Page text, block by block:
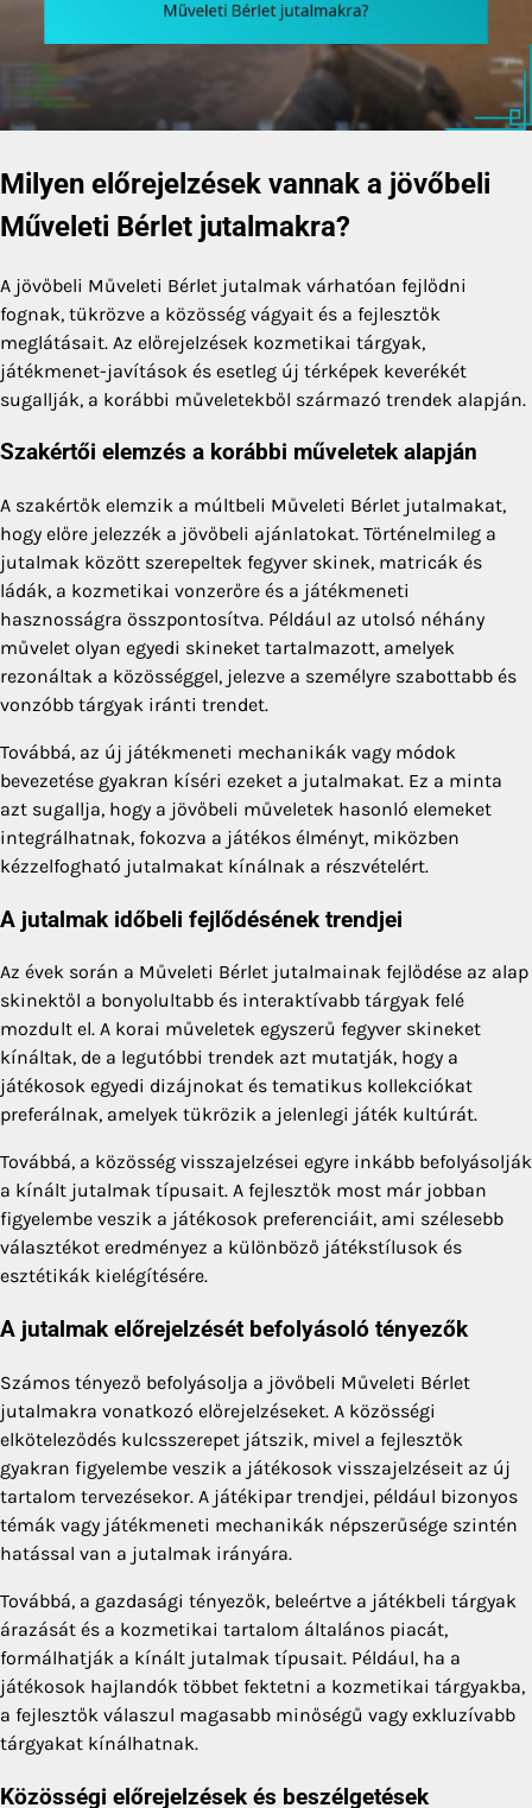
Milyen előrejelzések vannak a jövőbeli
Műveleti Bérlet jutalmakra?
A jövőbeli Műveleti Bérlet jutalmak várhatóan fejlődni
fognak, tükrözve a közösség vágyait és a fejlesztők
meglátásait. Az előrejelzések kozmetikai tárgyak,
játékmenet-javítások és esetleg új térképek keverékét
sugallják, a korábbi műveletekből származó trendek alapján.
Szakértői elemzés a korábbi műveletek alapján
A szakértők elemzik a múltbeli Műveleti Bérlet jutalmakat,
hogy előre jelezzék a jövőbeli ajánlatokat. Történelmileg a
jutalmak között szerepeltek fegyver skinek, matricák és
ládák, a kozmetikai vonzerőre és a játékmeneti
hasznosságra összpontosítva. Például az utolsó néhány
művelet olyan egyedi skineket tartalmazott, amelyek
rezonáltak a közösséggel, jelezve a személyre szabottabb és
vonzóbb tárgyak iránti trendet.
Továbbá, az új játékmeneti mechanikák vagy módok
bevezetése gyakran kíséri ezeket a jutalmakat. Ez a minta
azt sugallja, hogy a jövőbeli műveletek hasonló elemeket
integrálhatnak, fokozva a játékos élményt, miközben
kézzelfogható jutalmakat kínálnak a részvételért.
A jutalmak időbeli fejlődésének trendjei
Az évek során a Műveleti Bérlet jutalmainak fejlődése az alap
skinektől a bonyolultabb és interaktívabb tárgyak felé
mozdult el. A korai műveletek egyszerű fegyver skineket
kínáltak, de a legutóbbi trendek azt mutatják, hogy a
játékosok egyedi dizájnokat és tematikus kollekciókat
preferálnak, amelyek tükrözik a jelenlegi játék kultúrát.
Továbbá, a közösség visszajelzései egyre inkább befolyásolják
a kínált jutalmak típusait. A fejlesztők most már jobban
figyelembe veszik a játékosok preferenciáit, ami szélesebb
választékot eredményez a különböző játékstílusok és
esztétikák kielégítésére.
A jutalmak előrejelzését befolyásoló tényezők
Számos tényező befolyásolja a jövőbeli Műveleti Bérlet
jutalmakra vonatkozó előrejelzéseket. A közösségi
elköteleződés kulcsszerepet játszik, mivel a fejlesztők
gyakran figyelembe veszik a játékosok visszajelzéseit az új
tartalom tervezésekor. A játékipar trendjei, például bizonyos
témák vagy játékmeneti mechanikák népszerűsége szintén
hatással van a jutalmak irányára.
Továbbá, a gazdasági tényezők, beleértve a játékbeli tárgyak
árazását és a kozmetikai tartalom általános piacát,
formálhatják a kínált jutalmak típusait. Például, ha a
játékosok hajlandók többet fektetni a kozmetikai tárgyakba,
a fejlesztők válaszul magasabb minőségű vagy exkluzívabb
tárgyakat kínálhatnak.
Közösségi előrejelzések és beszélgetések